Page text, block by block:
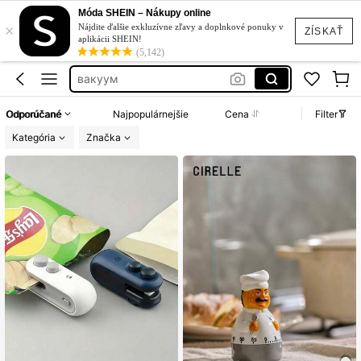
ZÍSKAŤ
×
Móda SHEIN – Nákupy online
Nájdite ďalšie exkluzívne zľavy a doplnkové ponuky v
aplikácii SHEIN!
(5,142)
vakuovacka na potraviny
vakuovačka
вакуум
budík
Odporúčané Najpopulárnejšie Cena
Filter
Kategória
Značka